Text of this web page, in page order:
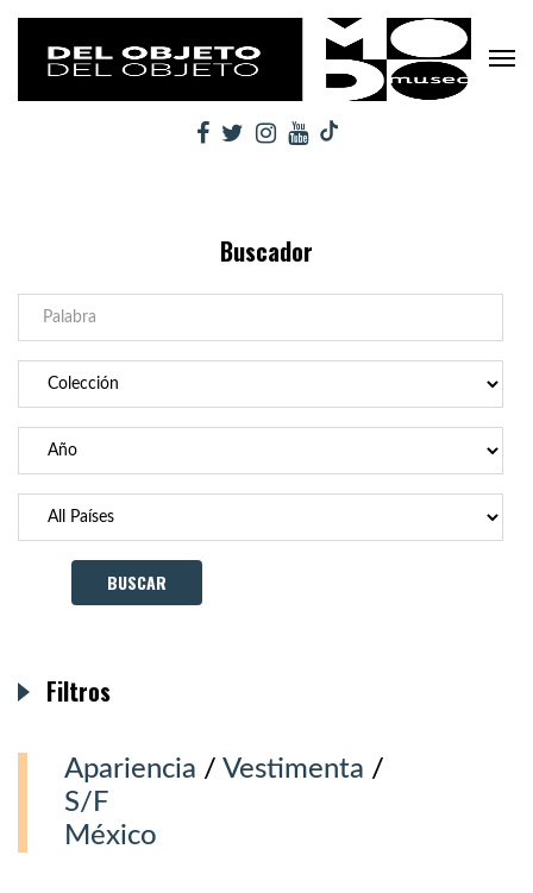
Buscador
Apariencia / Vestimenta /
S/F
México
Filtros